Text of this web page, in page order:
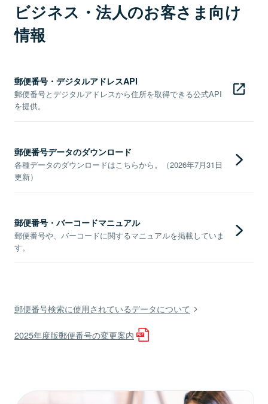
ビジネス・法人のお客さま向け
情報
郵便番号・デジタルアドレスAPI
郵便番号とデジタルアドレスから住所を取得できる公式API
を提供。
郵便番号データのダウンロード
各種データのダウンロードはこちらから。（2026年7月31日
更新）
郵便番号・バーコードマニュアル
郵便番号や、バーコードに関するマニュアルを掲載していま
す。
郵便番号検索に使用されているデータについて
2025年度版郵便番号の変更案内